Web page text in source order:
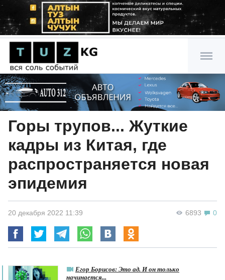
Горы трупов... Жуткие
кадры из Китая, где
распространяется новая
эпидемия
6893 0
20 декабря 2022 11:39
Егор Борисов: Это ад. И он только
начинается...